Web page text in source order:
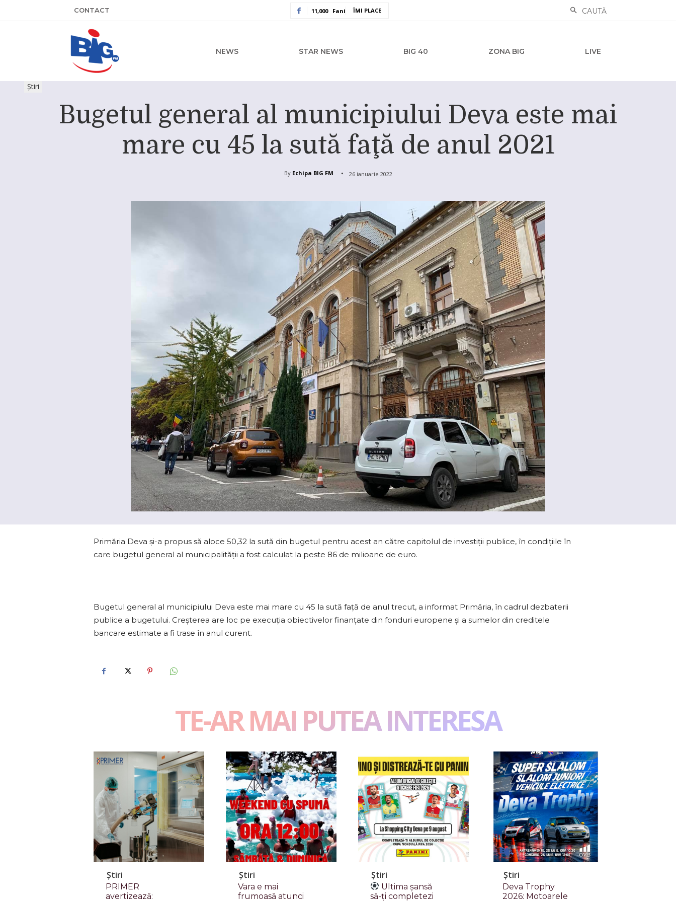
CONTACT 11,000 Fani ÎMI PLACE CAUTĂ
NEWS STAR NEWS BIG 40 ZONA BIG LIVE
Știri
Bugetul general al municipiului Deva este mai
mare cu 45 la sută faţă de anul 2021
By Echipa BIG FM 26 ianuarie 2022
Primăria Deva şi-a propus să aloce 50,32 la sută din bugetul pentru acest an către capitolul de investiţii publice, în condiţiile în
care bugetul general al municipalităţii a fost calculat la peste 86 de milioane de euro.
Bugetul general al municipiului Deva este mai mare cu 45 la sută faţă de anul trecut, a informat Primăria, în cadrul dezbaterii
publice a bugetului. Creșterea are loc pe execuţia obiectivelor finanţate din fonduri europene şi a sumelor din creditele
bancare estimate a fi trase în anul curent.
TE-AR MAI PUTEA INTERESA
Știri
PRIMER
avertizează:
Știri
Vara e mai
frumoasă atunci
Știri
Ultima șansă
să-ți completezi
Știri
Deva Trophy
2026: Motoarele